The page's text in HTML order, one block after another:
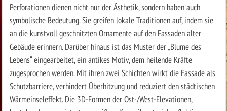
Perforationen dienen nicht nur der Ästhetik, sondern haben auch
symbolische Bedeutung. Sie greifen lokale Traditionen auf, indem sie
an die kunstvoll geschnitzten Ornamente auf den Fassaden alter
Gebäude erinnern. Darüber hinaus ist das Muster der „Blume des
Lebens“ eingearbeitet, ein antikes Motiv, dem heilende Kräfte
zugesprochen werden. Mit ihren zwei Schichten wirkt die Fassade als
Schutzbarriere, verhindert Überhitzung und reduziert den städtischen
Wärmeinseleffekt. Die 3D-Formen der Ost-/West-Elevationen,